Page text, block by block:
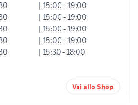
| 15:00 - 19:00
| 15:00 - 19:00
| 15:00 - 19:00
| 15:00 - 19:00
| 15:30 - 18:00
Vai allo Shop